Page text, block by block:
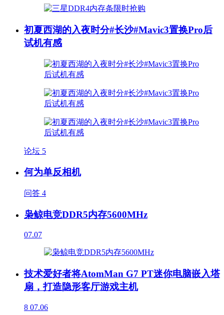
初夏西湖的入夜时分#长沙#Mavic3置换Pro后
试机有感
论坛 5
何为单反相机
问答 4
枭鲸电竞DDR5内存5600MHz
07.07
技术爱好者将AtomMan G7 PT迷你电脑嵌入塔
扇，打造隐形客厅游戏主机
8 07.06